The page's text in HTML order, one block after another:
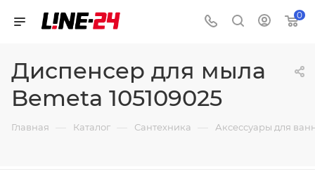
0
Диспенсер для мыла
Bemeta 105109025
Главная — Каталог — Сантехника — Аксессуары для